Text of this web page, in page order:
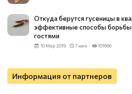
Откуда берутся гусеницы в
эффективные способы
гостями
10 Мар 2019 7 мин. 101666
Информация от партнеров